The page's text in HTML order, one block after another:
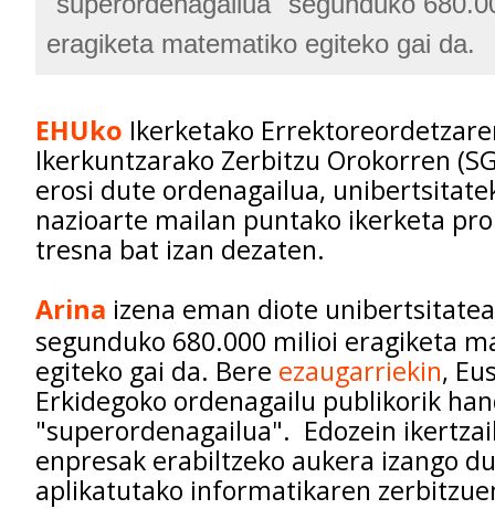
eragiketa matematiko egiteko gai da.
EHUko Ikerketako
Ikerkuntzarako Zerbitzu Orokorren
erosi dute ordenagailua,
nazioarte mailan puntako ikerketa
tresna bat izan dezaten.
Arina izena eman diote
segunduko 680.000 milioi eragiketa
egiteko gai da. Bere ezaugarriekin,
Erkidegoko ordenagailu publikorik
"superordenagailua". Edozein
enpresak erabiltzeko aukera izango
aplikatutako informatikaren